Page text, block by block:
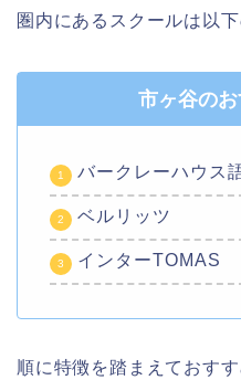
圏内にあるスクールは以下
市ヶ谷の
バークレーハウス
ベルリッツ
インターTOMAS
順に特徴を踏まえておす